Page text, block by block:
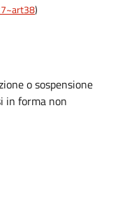
)
o sospensione
in forma non